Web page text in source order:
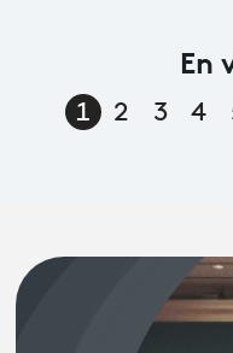
En
1 2 3 4